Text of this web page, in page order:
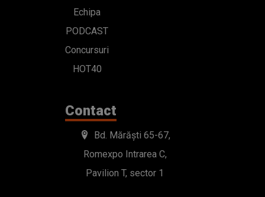
Echipa
PODCAST
Concursuri
HOT40
Contact
Bd. Mărăști 65-67,
Romexpo Intrarea C,
Pavilion T, sector 1